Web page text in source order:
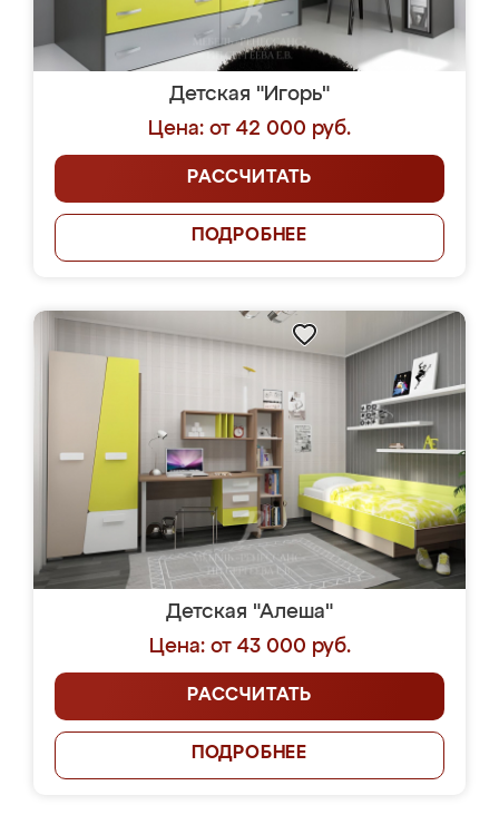
Детская "Игорь"
Цена: от 42 000 руб.
РАССЧИТАТЬ
ПОДРОБНЕЕ
Детская "Алеша"
Цена: от 43 000 руб.
РАССЧИТАТЬ
ПОДРОБНЕЕ